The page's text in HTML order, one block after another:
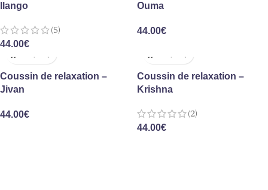
Ilango
(5)
44.00€
Ouma
44.00€
Coussin de relaxation –
Jivan
44.00€
Coussin de relaxation –
Krishna
(2)
44.00€